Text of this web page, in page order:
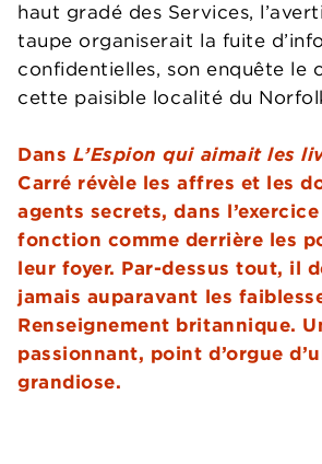
haut gradé des Services,
taupe organiserait la fuite
confidentielles, son enquête le
cette paisible localité du
Dans L’Espion qui aimait les
Carré révèle les affres et les
agents secrets, dans
fonction comme derrière les
leur foyer. Par-dessus tout, il
jamais auparavant les
Renseignement britannique.
passionnant, point d’orgue
grandiose.